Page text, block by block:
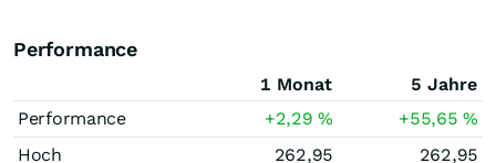
Performance
1 Monat
5 Jahre
Performance
+2,29% +55,65%
Hoch
262,95
262,95